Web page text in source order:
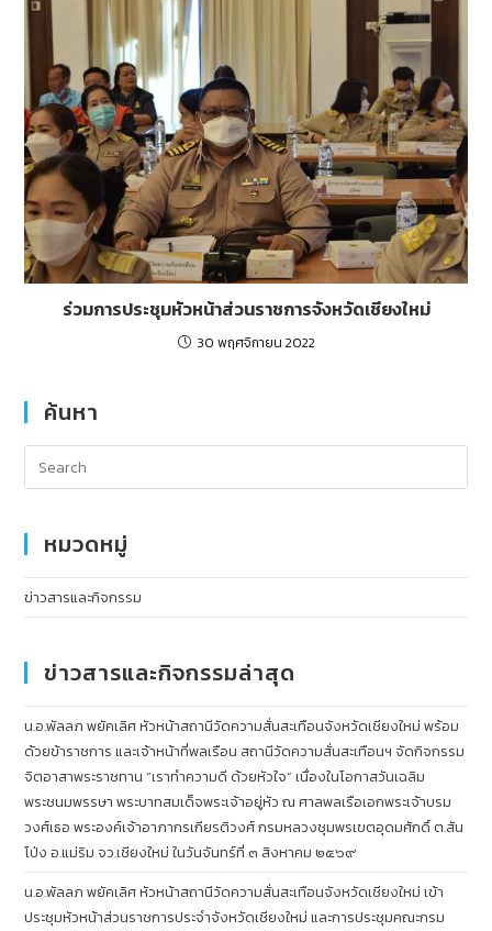
ร่วมการประชุมหัวหน้าส่วนราชการจังหวัดเชียงใหม่
30 พฤศจิกายน 2022
ค้นหา
หมวดหมู่
ข่าวสารและกิจกรรม
ข่าวสารและกิจกรรมล่าสุด
น.อ.พัลลภ พยัคเลิศ หัวหน้าสถานีวัดความสั่นสะเทือนจังหวัดเชียงใหม่ พร้อม
ด้วยข้าราชการ และเจ้าหน้าที่พลเรือน สถานีวัดความสั่นสะเทือนฯ จัดกิจกรรม
จิตอาสาพระราชทาน “เราทำความดี ด้วยหัวใจ” เนื่องในโอกาสวันเฉลิม
พระชนมพรรษา พระบาทสมเด็จพระเจ้าอยู่หัว ณ ศาลพลเรือเอกพระเจ้าบรม
วงศ์เธอ พระองค์เจ้าอาภากรเกียรติวงศ์ กรมหลวงชุมพรเขตอุดมศักดิ์ ต.สัน
โป่ง อ.แม่ริม จว.เชียงใหม่ ในวันจันทร์ที่ ๓ สิงหาคม ๒๕๖๙
น.อ.พัลลภ พยัคเลิศ หัวหน้าสถานีวัดความสั่นสะเทือนจังหวัดเชียงใหม่ เข้า
ประชุมหัวหน้าส่วนราชการประจำจังหวัดเชียงใหม่ และการประชุมคณะกรม